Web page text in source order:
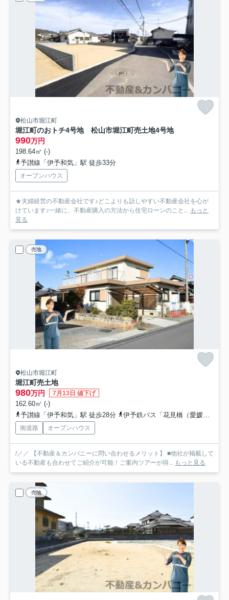
松山市堀江町
堀江町のおトチ4号地 松山市堀江町売土地4号地
990万円
198.64㎡ (-)
予讃線「伊予和気」駅 徒歩33分
オープンハウス
★夫婦経営の不動産会社です♪どこよりも話しやすい不動産会社を心が
けています♪一緒に、不動産購入の方法から住宅ローンのこと... もっと
見る
売地
松山市堀江町
堀江町売土地
980万円 7月13日 値下げ
162.60㎡ (-)
予讃線「伊予和気」駅 徒歩28分
伊予鉄バス「花見橋（愛媛県）」バス停下車 徒歩3分
南道路 オープンハウス
/／／ 【不動産＆カンパニーに問い合わせるメリット】 ■他社が掲載して
いる不動産も合わせてご紹介が可能！ご案内ツアーが得... もっと見る
売地